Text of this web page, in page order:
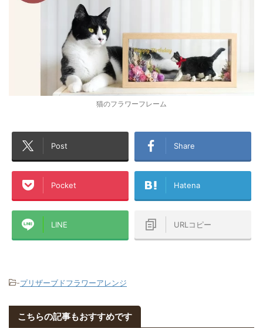
猫のフラワーフレーム
Post Share
Pocket Hatena
LINE URLコピー
-プリザーブドフラワーアレンジ
こちらの記事もおすすめです